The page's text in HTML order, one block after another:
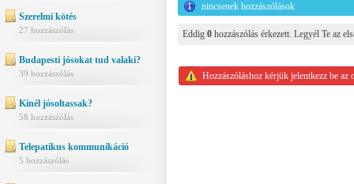
Szerelmi kötés
27 hozzászólás
Budapesti jósokat tud valaki?
39 hozzászólás
Kinél jósoltassak?
58 hozzászólás
Telepatikus kommunikáció
5 hozzászólás
nincsenek hozzászólások
Eddig 0 hozzászólás érkezett. Legyél Te az
Hozzászóláshoz kérjük jelentkezz be az